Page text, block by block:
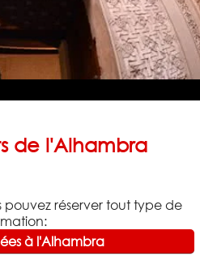
de l'Alhambra
pouvez réserver tout type de
à l'Alhambra